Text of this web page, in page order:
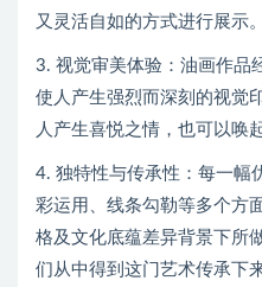
又灵活自如的方式进行展示。
3. 视觉审美体验：油画作品
使人产生强烈而深刻的视觉
人产生喜悦之情，也可以唤
4. 独特性与传承性：每一幅
彩运用、线条勾勒等多个方
格及文化底蕴差异背景下所
们从中得到这门艺术传承下